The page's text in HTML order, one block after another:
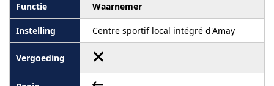
Waarnemer
Centre sportif local intégré d'Amay